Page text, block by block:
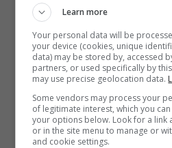
Learn more
Your personal data will be
your device (cookies, unique
data) may be stored by, accessed
partners, or used specifically by
may use precise geolocation data.
Some vendors may process your
of legitimate interest, which you
your options below. Look for a link
or in the site menu to manage or
and cookie settings.